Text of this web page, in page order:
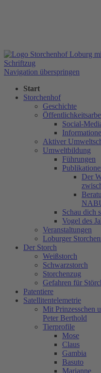
Navigation überspringen
Start
Storchenhof
Geschichte
Social-
Aktiver
Umweltbildung
Führungen
Der
Schau dich
Vogel des
Veranstaltungen
Loburger
Der Storch
Weißstorch
Schwarzstorch
Storchenzug
Gefahren für
Patentiere
Satellitentelemetrie
Mit Prinzesschen
Peter Berthold
Tierprofile
Mose
Claus
Gambia
Basuto
Marianne